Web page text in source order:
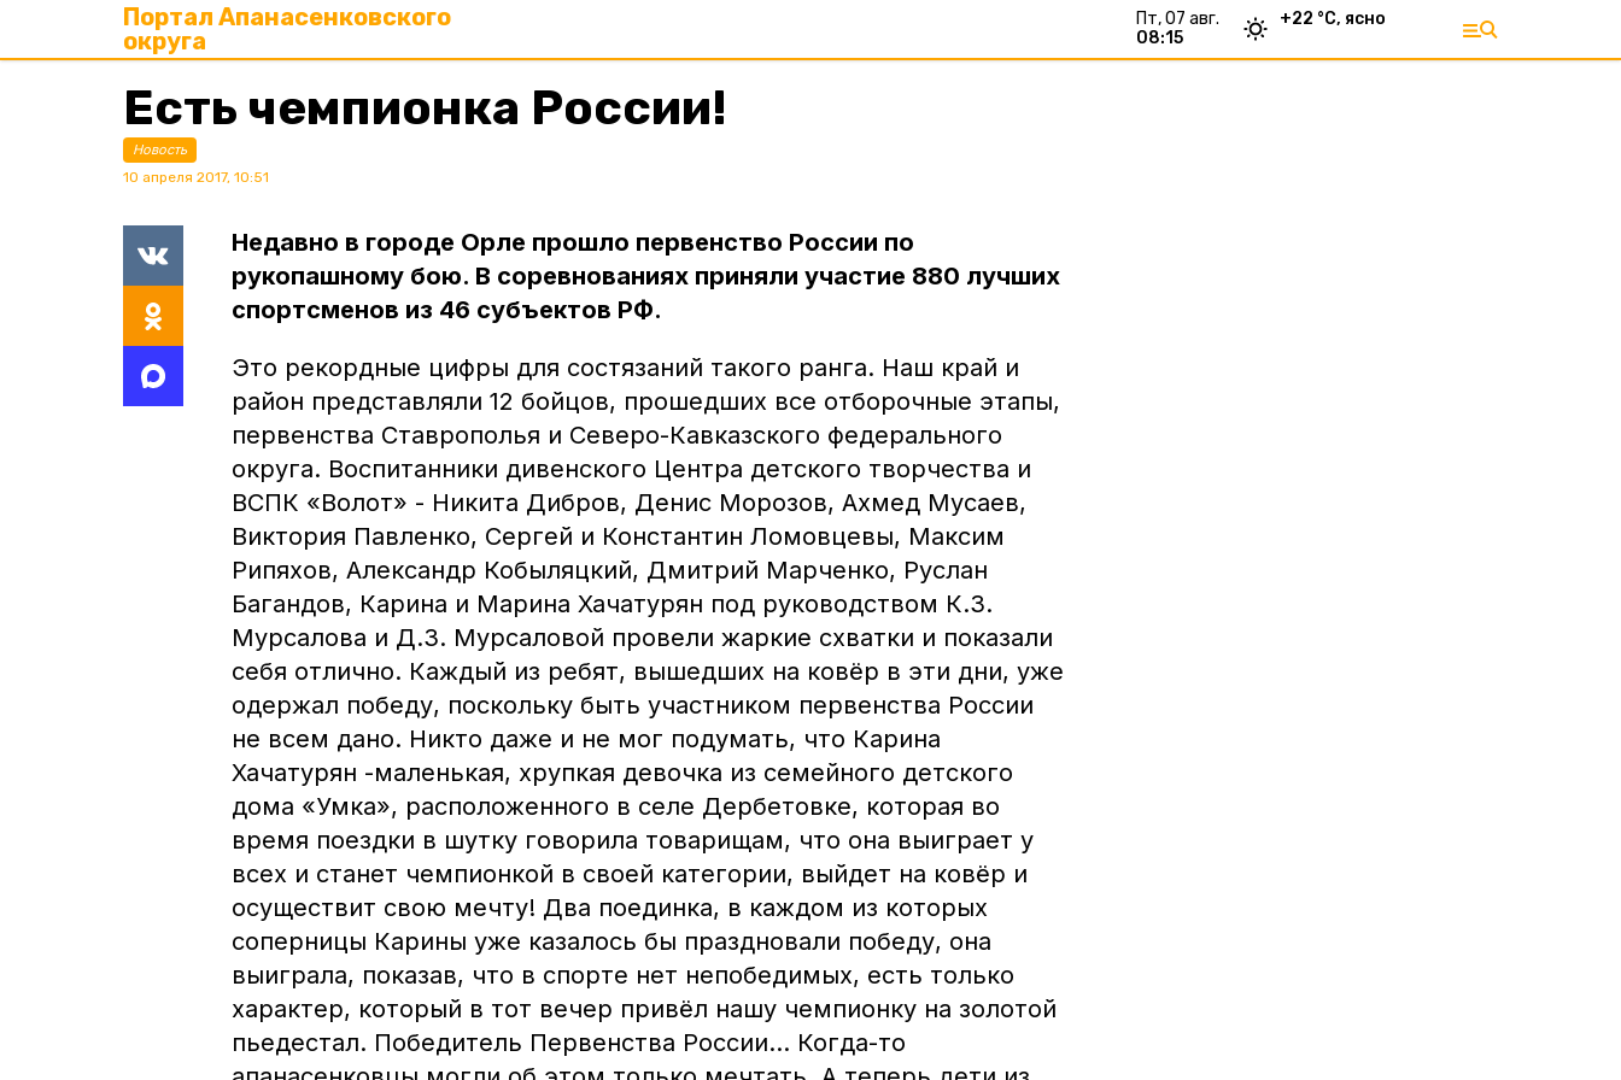
Портал Апанасенковского
округа
пт, 07 авг.
08:15
+22 °С, ясно
Есть чемпионка России!
Новость
10 апреля 2017, 10:51
Недавно в городе Орле прошло первенство России по
рукопашному бою. В соревнованиях приняли участие 880 лучших
спортсменов из 46 субъектов РФ.
Это рекордные цифры для состязаний такого ранга. Наш край и
район представляли 12 бойцов, прошедших все отборочные этапы,
первенства Ставрополья и Северо-Кавказского федерального
округа. Воспитанники дивенского Центра детского творчества и
ВСПК «Волот» - Никита Дибров, Денис Морозов, Ахмед Мусаев,
Виктория Павленко, Сергей и Константин Ломовцевы, Максим
Рипяхов, Александр Кобыляцкий, Дмитрий Марченко, Руслан
Багандов, Карина и Марина Хачатурян под руководством К.З.
Мурсалова и Д.З. Мурсаловой провели жаркие схватки и показали
себя отлично. Каждый из ребят, вышедших на ковёр в эти дни, уже
одержал победу, поскольку быть участником первенства России
не всем дано. Никто даже и не мог подумать, что Карина
Хачатурян -маленькая, хрупкая девочка из семейного детского
дома «Умка», расположенного в селе Дербетовке, которая во
время поездки в шутку говорила товарищам, что она выиграет у
всех и станет чемпионкой в своей категории, выйдет на ковёр и
осуществит свою мечту! Два поединка, в каждом из которых
соперницы Карины уже казалось бы праздновали победу, она
выиграла, показав, что в спорте нет непобедимых, есть только
характер, который в тот вечер привёл нашу чемпионку на золотой
пьедестал. Победитель Первенства России… Когда-то